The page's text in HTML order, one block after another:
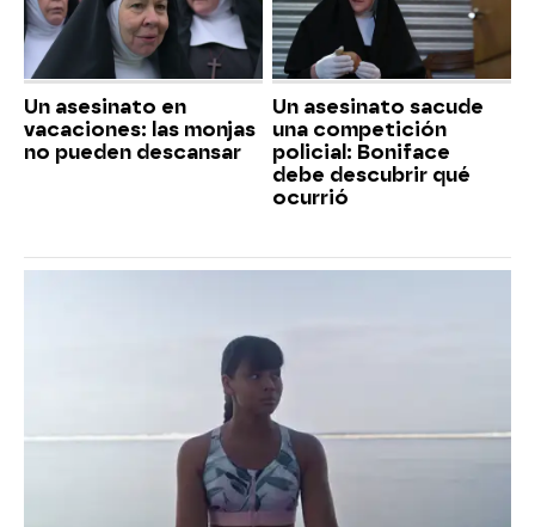
Un asesinato en
vacaciones: las monjas
no pueden descansar
Un asesinato sacude
una competición
policial: Boniface
debe descubrir qué
ocurrió